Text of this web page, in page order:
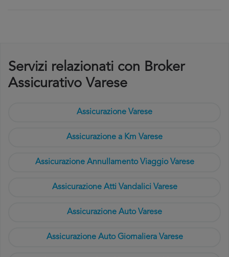
Servizi relazionati con Broker
Assicurativo Varese
Assicurazione Varese
Assicurazione a Km Varese
Assicurazione Annullamento Viaggio Varese
Assicurazione Atti Vandalici Varese
Assicurazione Auto Varese
Assicurazione Auto Giornaliera Varese